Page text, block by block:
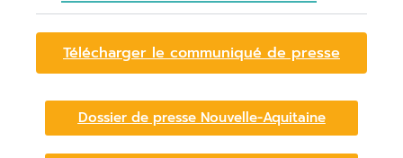
Télécharger le communiqué de presse
Dossier de presse Nouvelle-Aquitaine